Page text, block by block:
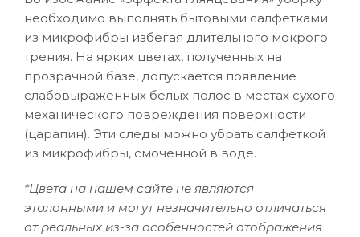
необходимо выполнять бытовыми салфетками
из микрофибры избегая длительного мокрого
трения. На ярких цветах, полученных на
прозрачной базе, допускается появление
слабовыраженных белых полос в местах сухого
механического повреждения поверхности
(царапин). Эти следы можно убрать салфеткой
из микрофибры, смоченной в воде.
*Цвета на нашем сайте не являются
эталонными и могут незначительно отличаться
от реальных из-за особенностей отображения